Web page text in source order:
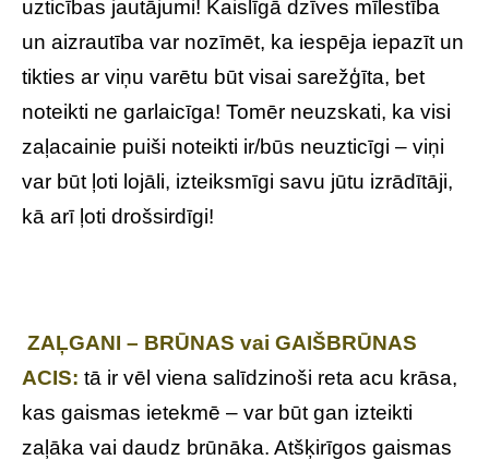
uzticības jautājumi! Kaislīgā dzīves mīlestība
un aizrautība var nozīmēt, ka iespēja iepazīt un
tikties ar viņu varētu būt visai sarežģīta, bet
noteikti ne garlaicīga! Tomēr neuzskati, ka visi
zaļacainie puiši noteikti ir/būs neuzticīgi – viņi
var būt ļoti lojāli, izteiksmīgi savu jūtu izrādītāji,
kā arī ļoti drošsirdīgi!
ZAĻGANI – BRŪNAS vai GAIŠBRŪNAS
ACIS: tā ir vēl viena salīdzinoši reta acu krāsa,
kas gaismas ietekmē – var būt gan izteikti
zaļāka vai daudz brūnāka. Atšķirīgos gaismas